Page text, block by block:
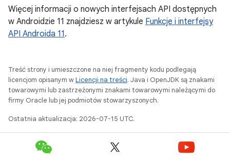
Więcej informacji o nowych interfejsach API dostępnych
w Androidzie 11 znajdziesz w artykule Funkcje i interfejsy
API Androida 11.
Treść strony i umieszczone na niej fragmenty kodu podlegają
licencjom opisanym wLicencji na treści. Java i OpenJDK są znakami
towarowymi lub zastrzeżonymi znakami towarowymi należącymi do
firmy Oracle lub jej podmiotów stowarzyszonych.
Ostatnia aktualizacja: 2026-07-15 UTC.